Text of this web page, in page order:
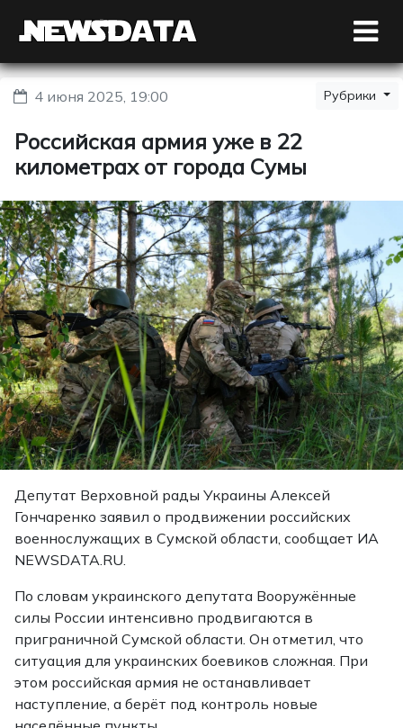
4 июня 2025, 19:00 Рубрики
Российская армия уже в 22
километрах от города Сумы
Депутат Верховной рады Украины Алексей
Гончаренко заявил о продвижении российских
военнослужащих в Сумской области, сообщает ИА
NEWSDATA.RU.
По словам украинского депутата Вооружённые
силы России интенсивно продвигаются в
приграничной Сумской области. Он отметил, что
ситуация для украинских боевиков сложная. При
этом российская армия не останавливает
наступление, а берёт под контроль новые